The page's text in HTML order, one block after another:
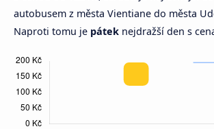
autobusem z města Vientiane do města
Naproti tomu je pátek nejdražší den s